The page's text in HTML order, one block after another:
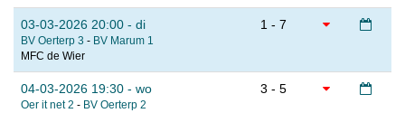
03-03-2026 20:00 - di
BV Oerterp 3 - BV Marum 1
MFC de Wier
1 - 7
04-03-2026 19:30 - wo
Oer it net 2 - BV Oerterp 2
3 - 5